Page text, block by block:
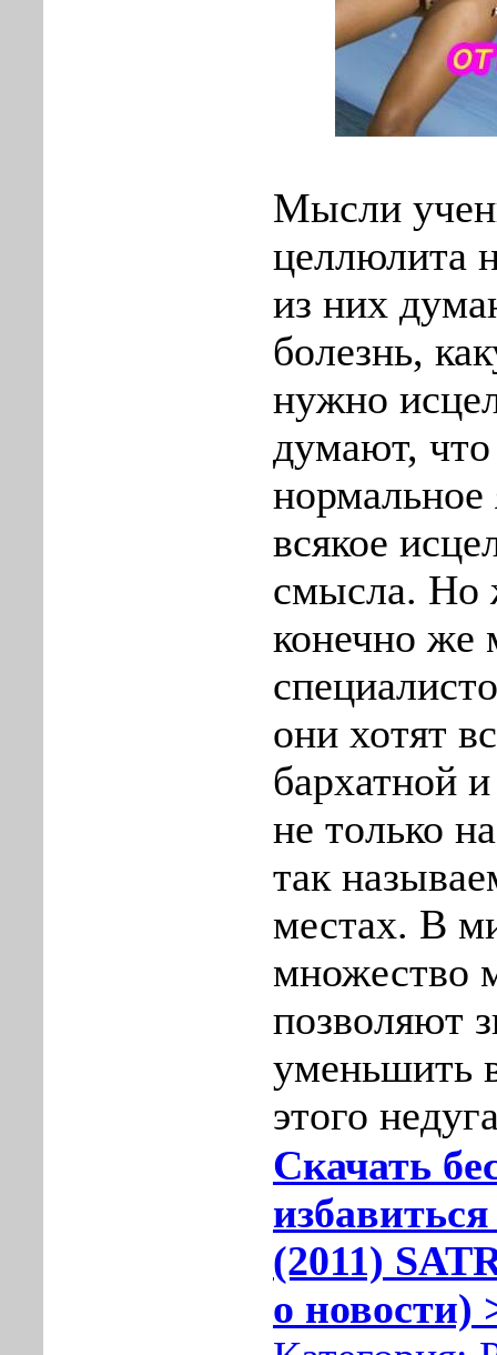
Мысли
целлюлита
из них
болезнь,
нужно
думают,
нормальное
всякое
смысла.
конечно же
они хотят
бархатной
не только
так
местах. В
множество
позволяют
уменьшить
этого
Скачать
(2011)
о новости)